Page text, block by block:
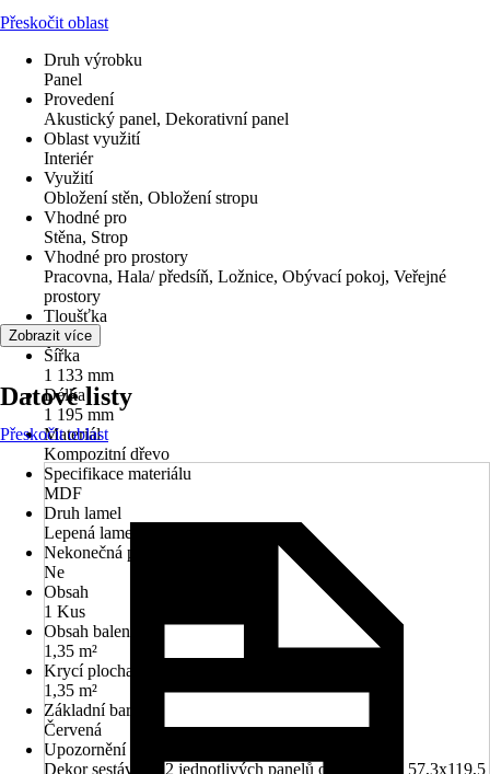
Přeskočit oblast
Druh výrobku
Panel
Provedení
Akustický panel, Dekorativní panel
Oblast využití
Interiér
Využití
Obložení stěn, Obložení stropu
Vhodné pro
Stěna, Strop
Vhodné pro prostory
Pracovna, Hala/ předsíň, Ložnice, Obývací pokoj, Veřejné
prostory
Tloušťka
19 mm
Šířka
1 133 mm
Délka
1 195 mm
Materiál
Kompozitní dřevo
Specifikace materiálu
MDF
Druh lamel
Lepená lamela, Jednostranné
Nekonečná pokládka
Ne
Obsah
1 Kus
Obsah balení
1,35 m²
Krycí plocha
1,35 m²
Základní barva
Červená
Upozornění
Dekor sestává ze 2 jednotlivých panelů o rozměrech 57,3x119,5
Zobrazit více
Datové listy
Přeskočit oblast